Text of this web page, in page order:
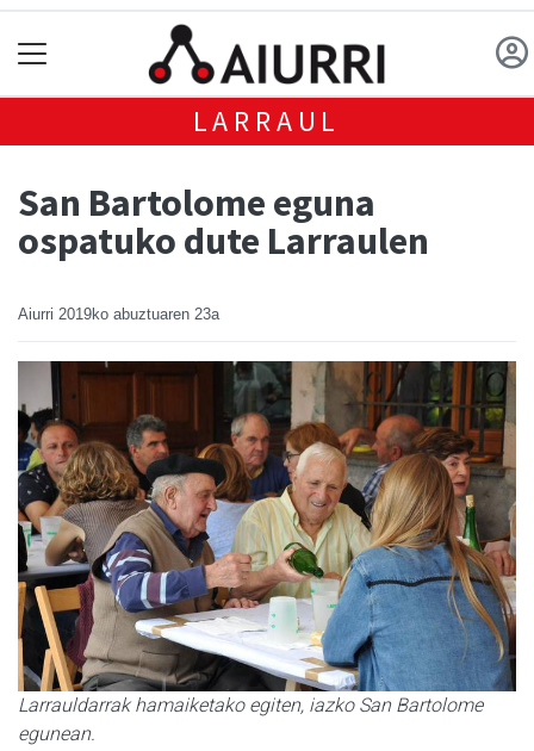
LARRAUL
San Bartolome eguna
ospatuko dute Larraulen
Aiurri 2019ko abuztuaren 23a
Larrauldarrak hamaiketako egiten, iazko San Bartolome
egunean.